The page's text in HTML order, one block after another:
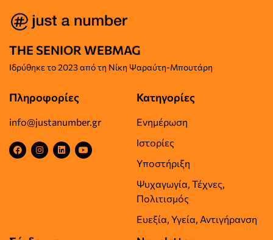
THE SENIOR WEBMAG
Iδρύθηκε το2023 από τη Νίκη Ψαραύτη-Μπουτάρη
Πληροφορίες
info@justanumber.gr
Κατηγορίες
Ενημέρωση
Ιστορίες
Υποστήριξη
Ψυχαγωγία, Τέχνες,
Πολιτισμός
Ευεξία, Υγεία, Αντιγήρανση